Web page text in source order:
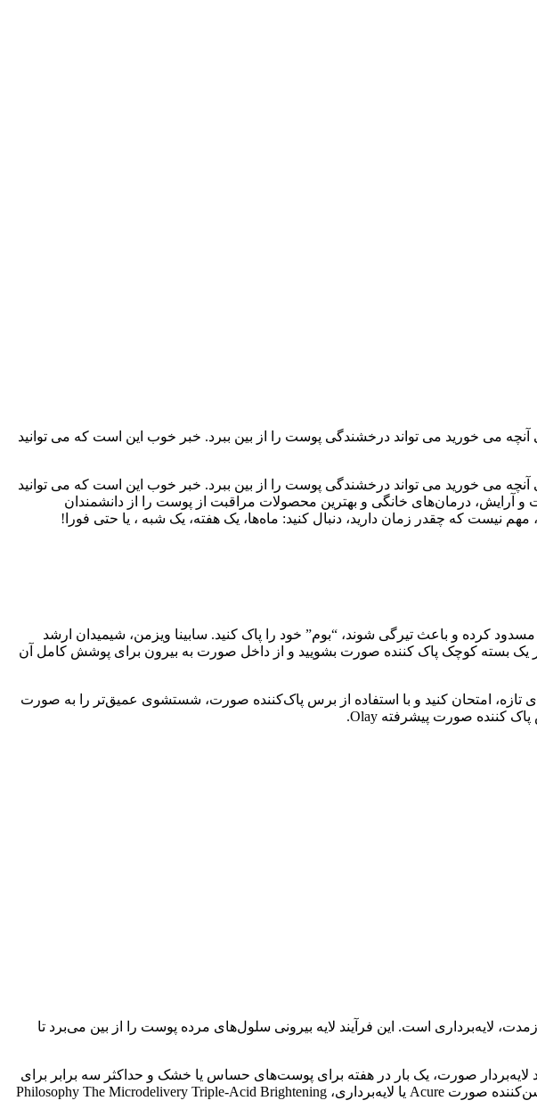
می خورید می تواند درخشندگی پوست را از بین ببرد. خبر خوب این است که می توانید
می خورید می تواند درخشندگی پوست را از بین ببرد. خبر خوب این است که می توانید
درمان‌های خانگی و بهترین محصولات مراقبت از پوست را از دانشمندان
کرده و باعث تیرگی شوند، “بوم” خود را پاک کنید. سابینا ویزمن، شیمیدان ارشد
یک بسته کوچک پاک کننده صورت بشویید و از داخل صورت به بیرون برای پوشش کامل آن
تازه، امتحان کنید و با استفاده از برس پاک‌کننده صورت، شستشوی عمیق‌تر را به صورت
است. این فرآیند لایه بیرونی سلول‌های مرده پوست را از بین می‌برد تا
لایه‌بردار صورت، یک بار در هفته برای پوست‌های حساس یا خشک و حداکثر سه برابر برای
سایر انواع پوست استفاده کنید. 71% از آزمایش‌کنندگان گزارش دادند که اسکراب روشن‌کننده پوست، اسکراب روشن‌کننده صورت Acure یا لایه‌برداری، Philosophy The Microdelivery Triple-Acid Brightening